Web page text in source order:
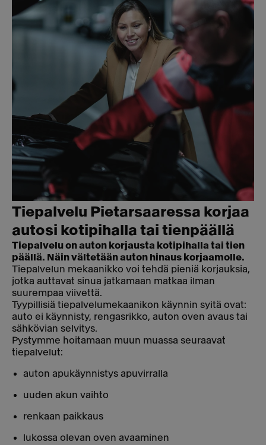
Tiepalvelu Pietarsaaressa korjaa
autosi kotipihalla tai tienpäällä
Tiepalvelu on auton korjausta kotipihalla tai tien
päällä. Näin vältetään auton hinaus korjaamolle.
Tiepalvelun mekaanikko voi tehdä pieniä korjauksia,
jotka auttavat sinua jatkamaan matkaa ilman
suurempaa viivettä.
Tyypillisiä tiepalvelumekaanikon käynnin syitä ovat:
auto ei käynnisty, rengasrikko, auton oven avaus tai
sähkövian selvitys.
Pystymme hoitamaan muun muassa seuraavat
tiepalvelut:
auton apukäynnistys apuvirralla
uuden akun vaihto
renkaan paikkaus
lukossa olevan oven avaaminen